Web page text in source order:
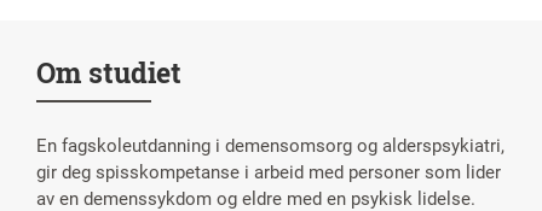
Om studiet
En fagskoleutdanning i demensomsorg og alderspsykiatri,
gir deg spisskompetanse i arbeid med personer som lider
av en demenssykdom og eldre med en psykisk lidelse.